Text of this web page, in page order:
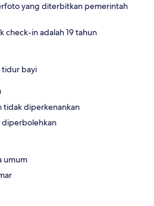
yang diterbitkan pemerintah
check-in adalah 19 tahun
tidur bayi
tidak diperkenankan
umum